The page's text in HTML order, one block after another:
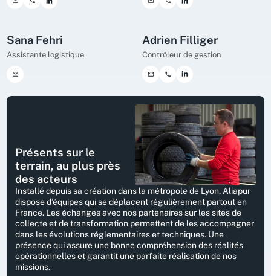
Sana Fehri
Assistante logistique
Adrien Filliger
Contrôleur de gestion
Présents sur le
terrain, au plus près
des acteurs
Installé depuis sa création dans la métropole de Lyon, Aliapur
dispose d’équipes qui se déplacent régulièrement partout en
France. Les échanges avec nos partenaires sur les sites de
collecte et de transformation permettent de les accompagner
dans les évolutions réglementaires et techniques. Une
présence qui assure une bonne compréhension des réalités
opérationnelles et garantit une parfaite réalisation de nos
missions.